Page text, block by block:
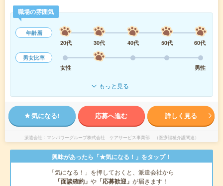
職場の雰囲気
年齢層
20代
30代 40代 50代
60代
男女比率
女性
男性
もっと見る
気になる! 応募へ進む 詳しく見る
派遣会社 マンパワーグループ株式会社 ケアサービス事業部 （医療福祉介護関連）
興味があったら「★気になる！」をタップ！
「気になる！」を押しておくと、派遣会社から
「面談確約」 や 「応募歓迎」 が届きます！